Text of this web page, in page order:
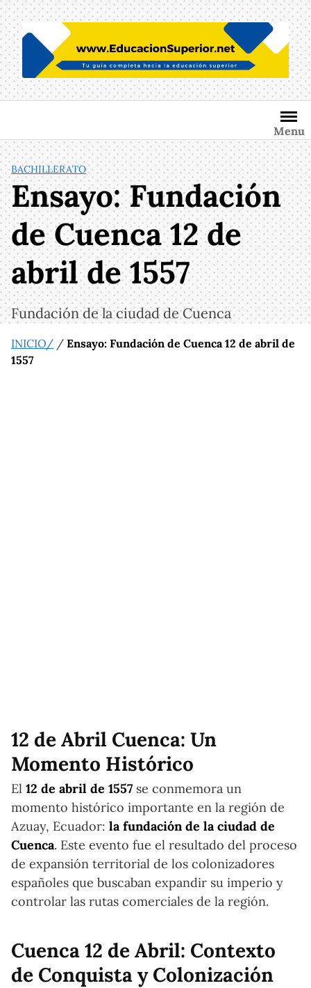
Saltar
al
contenido
Menu
BACHILLERATO
Ensayo: Fundación
de Cuenca 12 de
abril de 1557
Fundación de la ciudad de Cuenca
INICIO/ / Ensayo: Fundación de Cuenca 12 de abril de
1557
12 de Abril Cuenca: Un
Momento Histórico
El 12 de abril de 1557 se conmemora un
momento histórico importante en la región de
Azuay, Ecuador: la fundación de la ciudad de
Cuenca. Este evento fue el resultado del proceso
de expansión territorial de los colonizadores
españoles que buscaban expandir su imperio y
controlar las rutas comerciales de la región.
Cuenca 12 de Abril: Contexto
de Conquista y Colonización